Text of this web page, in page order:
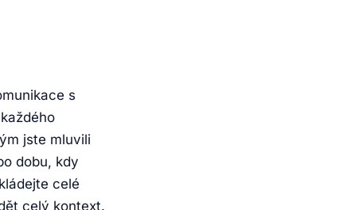
s
jste mluvili
dobu, kdy
celé
celý kontext.